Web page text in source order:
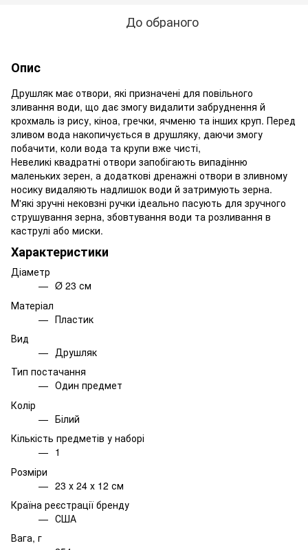
До обраного
Опис
Друшляк має отвори, які призначені для повільного
зливання води, що дає змогу видалити забруднення й
крохмаль із рису, кіноа, гречки, ячменю та інших круп. Перед
зливом вода накопичується в друшляку, даючи змогу
побачити, коли вода та крупи вже чисті,
Невеликі квадратні отвори запобігають випадінню
маленьких зерен, а додаткові дренажні отвори в зливному
носику видаляють надлишок води й затримують зерна.
М'які зручні нековзні ручки ідеально пасують для зручного
струшування зерна, збовтування води та розливання в
каструлі або миски.
Характеристики
Діаметр
Ø 23 см
Матеріал
Пластик
Вид
Друшляк
Тип постачання
Один предмет
Колір
Білий
Кількість предметів у наборі
1
Розміри
23 х 24 х 12 см
Країна реєстрації бренду
США
Вага, г